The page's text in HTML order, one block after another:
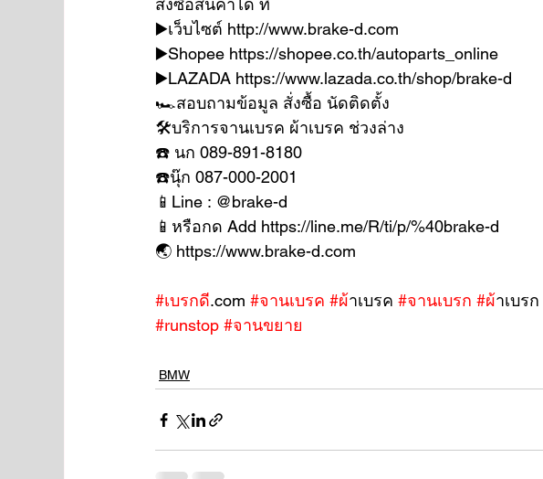
สั่งซื้อสินค้าได้ ที่
▶️เว็บไซต์ http://www.brake-d.com
▶️Shopee https://shopee.co.th/autoparts_online
▶️LAZADA https://www.lazada.co.th/shop/brake-d
🏎สอบถามข้อมูล สั่งซื้อ นัดติดตั้ง
🛠บริการจานเบรค ผ้าเบรค ช่วงล่าง
☎️ นก 089-891-8180
☎️นุ๊ก 087-000-2001
📱Line : @brake-d
📱หรือกด Add https://line.me/R/ti/p/%40brake-d
🌏 https://www.brake-d.com
#เบรกดี.com #จานเบรค #ผ้าเบรค #จานเบรก #ผ้าเบรก
#runstop #จานขยาย
BMW